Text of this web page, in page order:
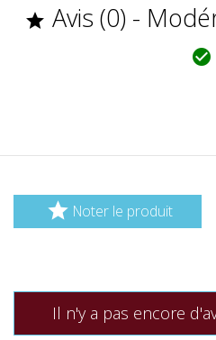
 Avis (0) -

 Noter le produit
Il n'y a pas encore